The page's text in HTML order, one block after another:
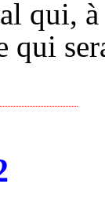
qui,
qui